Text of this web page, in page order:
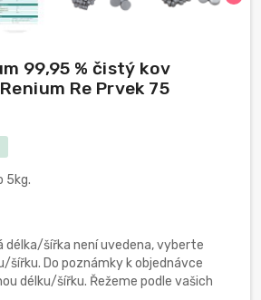
99,95 % čistý kov
Re Prvek 75
5kg.
délka/šířka není uvedena, vyberte
šířku. Do poznámky k objednávce
délku/šířku. Řežeme podle vašich